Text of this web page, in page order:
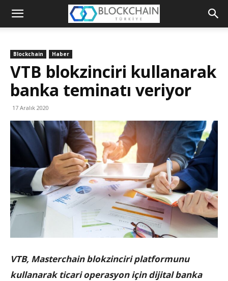
Blockchain
Blockchain Haber
VTB blokzinciri kullanarak
banka teminatı veriyor
17 Aralık 2020
VTB, Masterchain blokzinciri platformunu
kullanarak ticari operasyon için dijital banka